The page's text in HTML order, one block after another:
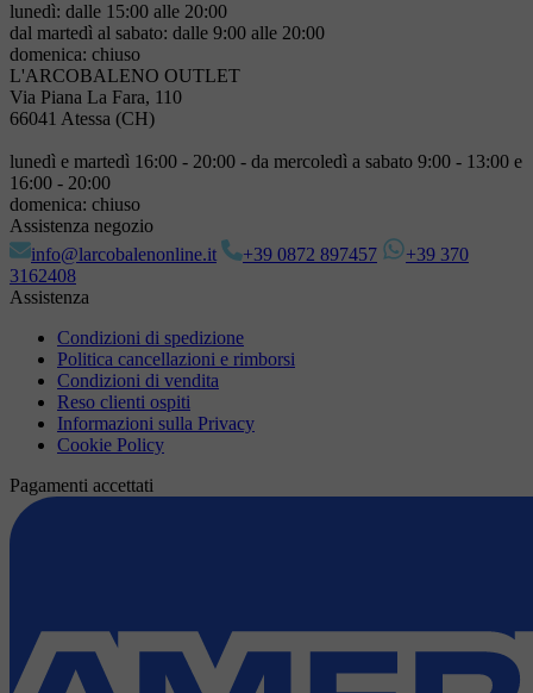
lunedì: dalle 15:00 alle 20:00
dal martedì al sabato: dalle 9:00 alle 20:00
domenica: chiuso
L'ARCOBALENO OUTLET
Via Piana La Fara, 110
66041 Atessa (CH)
lunedì e martedì 16:00 - 20:00 - da mercoledì a sabato 9:00 - 13:00 e
16:00 - 20:00
domenica: chiuso
Assistenza negozio
info@larcobalenonline.it
+39 0872 897457
+39 370
3162408
Assistenza
Condizioni di spedizione
Politica cancellazioni e rimborsi
Condizioni di vendita
Reso clienti ospiti
Informazioni sulla Privacy
Cookie Policy
Pagamenti accettati